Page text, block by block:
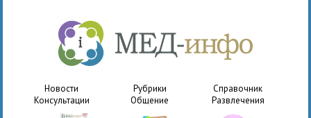
Новости Рубрики
Справочник
Консультации
Общение Развлечения